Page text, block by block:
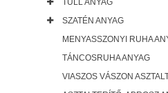
TÜLL ANYAG
SZATÉN ANYAG
MENYASSZONYI RUHA
TÁNCOSRUHA ANYAG
VIASZOS VÁSZON